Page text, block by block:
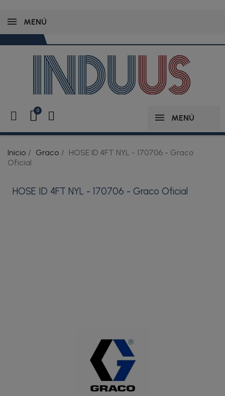
MENÚ
MENÚ
Inicio Graco
HOSE ID 4FT NYL - 170706 - Graco
Oficial
HOSE ID 4FT NYL - 170706 - Graco Oficial